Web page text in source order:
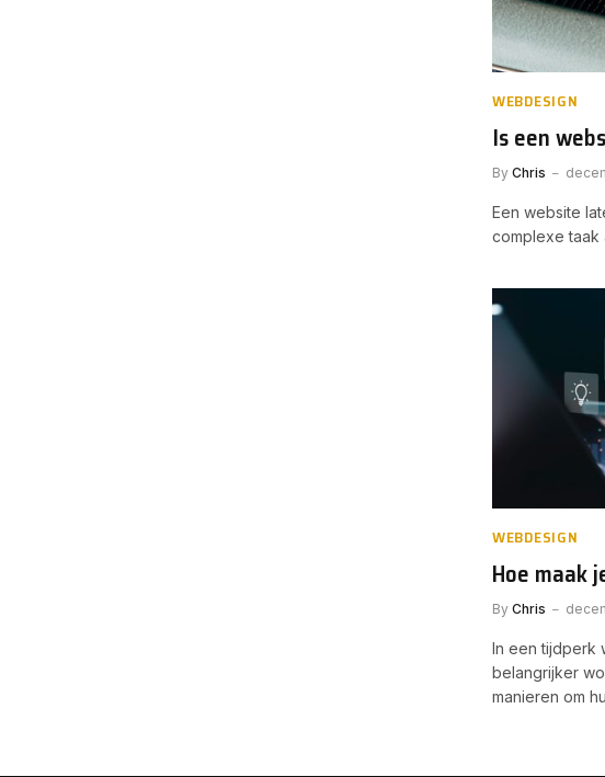
WEBDESIGN
Is een
By Chris
Een website
complexe taak
WEBDESIGN
Hoe maak
By Chris
In een tijdperk
belangrijker
manieren om